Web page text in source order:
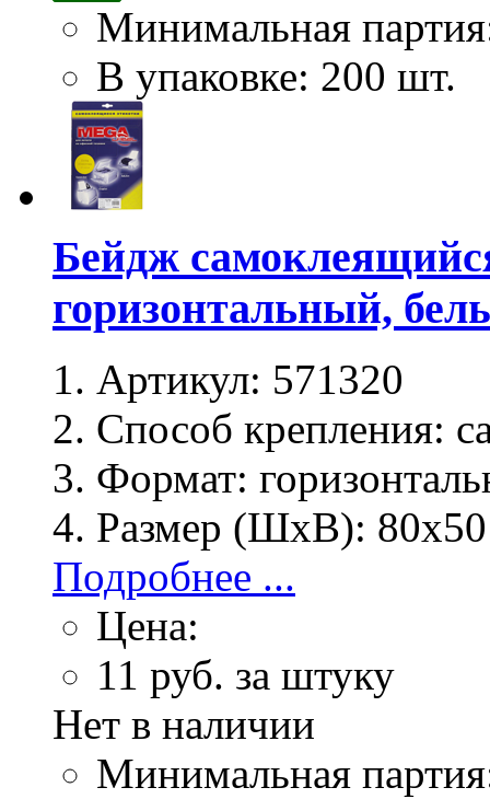
Минимальная
В упаковке: 200 шт.
Бейдж
горизонтальный,
Артикул: 571320
Способ крепления:
Формат:
Размер (ШхВ):
Подробнее ...
Цена:
11 руб. за штуку
Нет в наличии
Минимальная